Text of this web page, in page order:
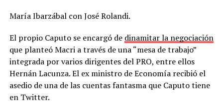
María Ibarzábal con José Rolandi.
El propio Caputo se encargó de dinamitar la negociación
que planteó Macri a través de una “mesa de trabajo”
integrada por varios dirigentes del PRO, entre ellos
Hernán Lacunza. El ex ministro de Economía recibió el
asedio de una de las cuentas fantasma que Caputo tiene
en Twitter.